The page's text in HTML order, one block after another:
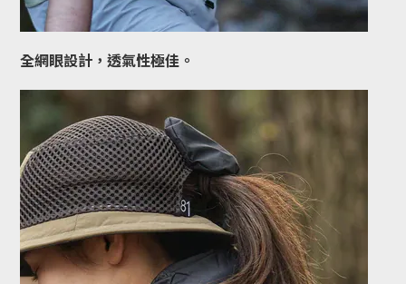
全網眼設計，透氣性極佳。